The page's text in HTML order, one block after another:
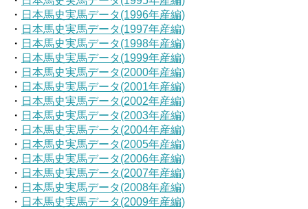
・ 日本馬史実馬データ(1996年産編)
・ 日本馬史実馬データ(1997年産編)
・ 日本馬史実馬データ(1998年産編)
・ 日本馬史実馬データ(1999年産編)
・ 日本馬史実馬データ(2000年産編)
・ 日本馬史実馬データ(2001年産編)
・ 日本馬史実馬データ(2002年産編)
・ 日本馬史実馬データ(2003年産編)
・ 日本馬史実馬データ(2004年産編)
・ 日本馬史実馬データ(2005年産編)
・ 日本馬史実馬データ(2006年産編)
・ 日本馬史実馬データ(2007年産編)
・ 日本馬史実馬データ(2008年産編)
・ 日本馬史実馬データ(2009年産編)